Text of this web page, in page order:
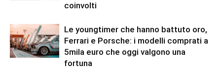
coinvolti
Le youngtimer che hanno battuto oro,
Ferrari e Porsche: i modelli comprati a
5mila euro che oggi valgono una
fortuna